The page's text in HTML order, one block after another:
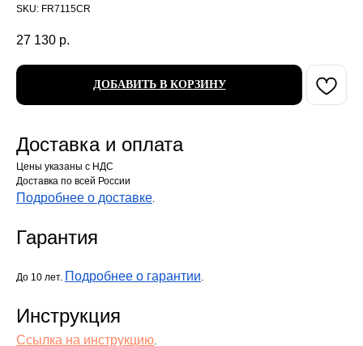
SKU: FR7115CR
27 130 р.
ДОБАВИТЬ В КОРЗИНУ
Доставка и оплата
Цены указаны с НДС
Доставка по всей России
Подробнее о доставке.
Гарантия
До 10 лет. Подробнее о гарантии.
Инструкция
Ссылка на инструкцию.